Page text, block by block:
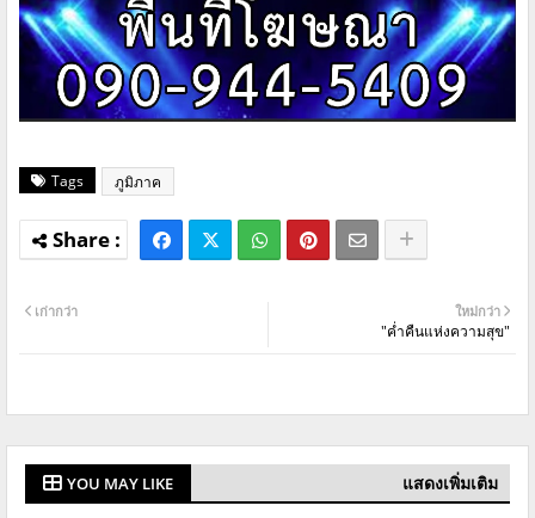
Tags ภูมิภาค
ใหม่กว่า
"ค่ำคืนแห่งความสุข"
เก่ากว่า
YOU MAY LIKE แสดงเพิ่มเติม